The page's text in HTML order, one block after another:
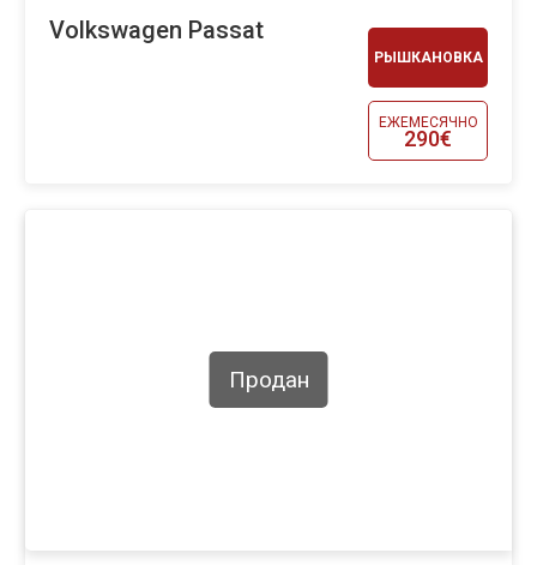
РЫШКАНОВКА
ЕЖЕМЕСЯЧНО
290€
Volkswagen Passat
Продан